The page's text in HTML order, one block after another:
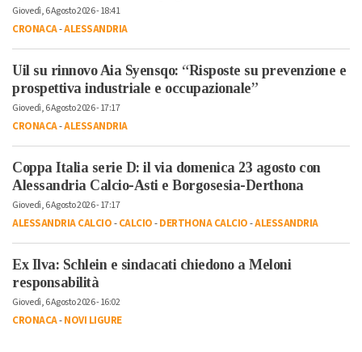
Giovedì, 6 Agosto 2026 - 18:41
CRONACA-ALESSANDRIA
Uil su rinnovo Aia Syensqo: “Risposte su prevenzione e
prospettiva industriale e occupazionale”
Giovedì, 6 Agosto 2026 - 17:17
CRONACA-ALESSANDRIA
Coppa Italia serie D: il via domenica 23 agosto con
Alessandria Calcio-Asti e Borgosesia-Derthona
Giovedì, 6 Agosto 2026 - 17:17
ALESSANDRIA CALCIO-CALCIO-DERTHONA CALCIO-ALESSANDRIA
Ex Ilva: Schlein e sindacati chiedono a Meloni
responsabilità
Giovedì, 6 Agosto 2026 - 16:02
CRONACA-NOVI LIGURE